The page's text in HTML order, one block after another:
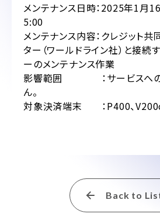
メンテナンス日時：2025年1月
5:00
メンテナンス内容：クレジット共
ター（ワールドライン社）と接続
ーのメンテナンス作業
影響範囲 ：サービスへの
ん。
対象決済端末 ：P400、V200c
Back to